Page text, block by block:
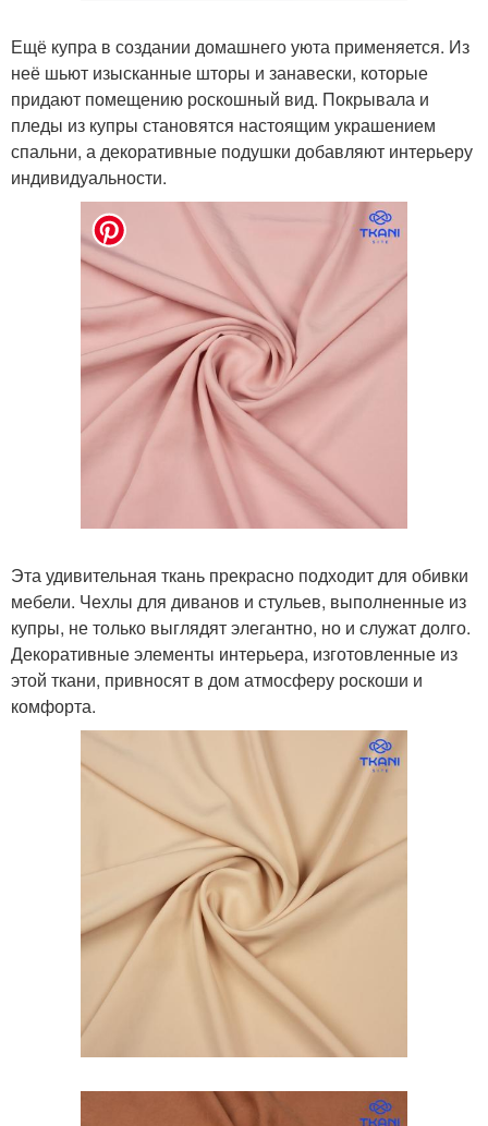
Ещё купра в создании домашнего уюта применяется. Из
неё шьют изысканные шторы и занавески, которые
придают помещению роскошный вид. Покрывала и
пледы из купры становятся настоящим украшением
спальни, а декоративные подушки добавляют интерьеру
индивидуальности.
Эта удивительная ткань прекрасно подходит для обивки
мебели. Чехлы для диванов и стульев, выполненные из
купры, не только выглядят элегантно, но и служат долго.
Декоративные элементы интерьера, изготовленные из
этой ткани, привносят в дом атмосферу роскоши и
комфорта.